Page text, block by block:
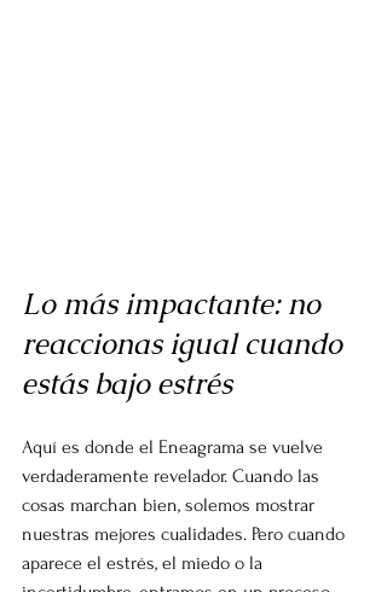
Lo más impactante: no
reaccionas igual cuando
estás bajo estrés
Aquí es donde el Eneagrama se vuelve
verdaderamente revelador. Cuando las
cosas marchan bien, solemos mostrar
nuestras mejores cualidades. Pero cuando
aparece el estrés, el miedo o la